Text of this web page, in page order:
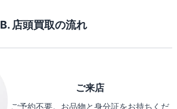
B. 店頭買取の流れ
ご来店
ご予約不要。お品物と身分証をお持ちくだ